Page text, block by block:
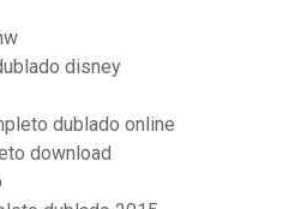
disney
dublado online
download